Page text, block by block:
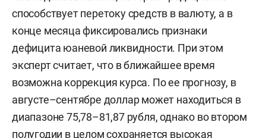
способствует перетоку средств в валюту, а в
конце месяца фиксировались признаки
дефицита юаневой ликвидности. При этом
эксперт считает, что в ближайшее время
возможна коррекция курса. По ее прогнозу, в
августе–сентябре доллар может находиться в
диапазоне 75,78–81,87 рубля, однако во втором
полугодии в целом сохраняется высокая